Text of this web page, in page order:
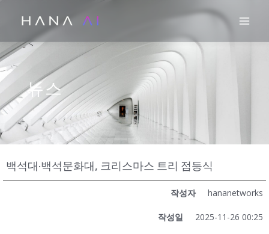
츠
로
건
뛰
뉴스
백석대·백석문화대, 크리스마스 트리 점등식
작성자 hananetworks
작성일 2025-11-26 00:25